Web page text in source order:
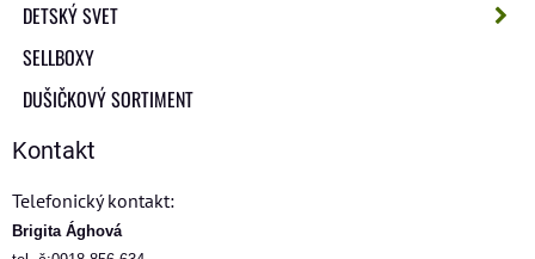
DETSKÝ SVET
SELLBOXY
DUŠIČKOVÝ SORTIMENT
Kontakt
Telefonický kontakt:
Brigita Ághová